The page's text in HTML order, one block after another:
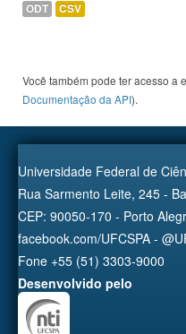
ODT CSV
Você também pode ter acesso a
Documentação da API).
Universidade Federal de
Rua Sarmento Leite, 245 -
CEP: 90050-170 - Porto
facebook.com/UFCSPA -
Fone +55 (51) 3303-9000
Desenvolvido pelo